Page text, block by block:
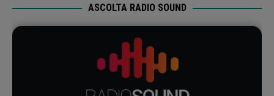
ASCOLTA RADIO SOUND